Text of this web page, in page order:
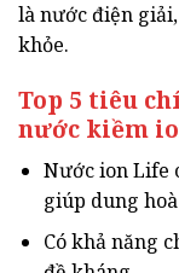
là nước điện
khỏe.
Top 5 tiêu
nước kiềm
Nước ion Life
giúp dung
Có khả năng